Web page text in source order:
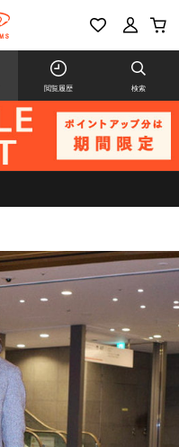
閲覧履歴 検索